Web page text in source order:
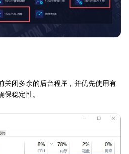
关闭多余的后台程序，并优先使用有
稳定性。